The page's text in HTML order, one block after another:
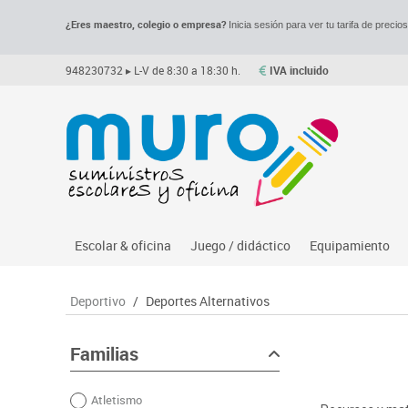
¿Eres maestro, colegio o empresa?Inicia sesión para ver tu tarifa de precios.
948230732 ▸ L-V de 8:30 a 18:30 h. IVA incluido
Escolar & oficina
Archivo
Dibujo técnico y artístico
Escritura y corrección
Higiene
Juego / didáctico
Asociación y atención
Construcciones
Espacios exteriores
Equipamiento
Deportivo / Deportes Alternativos
Familias
Atletismo